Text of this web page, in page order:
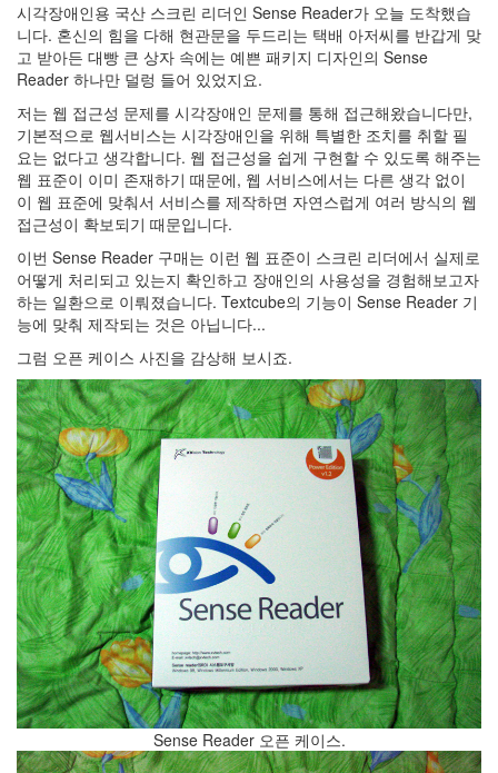
시각장애인용 국산 스크린 리더인 Sense Reader가 오늘 도착했습
니다. 혼신의 힘을 다해 현관문을 두드리는 택배 아저씨를 반갑게 맞
고 받아든 대빵 큰 상자 속에는 예쁜 패키지 디자인의 Sense
Reader 하나만 덜렁 들어 있었지요.
저는 웹 접근성 문제를 시각장애인 문제를 통해 접근해왔습니다만,
기본적으로 웹서비스는 시각장애인을 위해 특별한 조치를 취할 필
요는 없다고 생각합니다. 웹 접근성을 쉽게 구현할 수 있도록 해주는
웹 표준이 이미 존재하기 때문에, 웹 서비스에서는 다른 생각 없이
이 웹 표준에 맞춰서 서비스를 제작하면 자연스럽게 여러 방식의 웹
접근성이 확보되기 때문입니다.
이번 Sense Reader 구매는 이런 웹 표준이 스크린 리더에서 실제로
어떻게 처리되고 있는지 확인하고 장애인의 사용성을 경험해보고자
하는 일환으로 이뤄졌습니다. Textcube의 기능이 Sense Reader 기
능에 맞춰 제작되는 것은 아닙니다...
그럼 오픈 케이스 사진을 감상해 보시죠.
Sense Reader 오픈 케이스.
월
기
자
신
질
잠
미
디
다
이
스
타
일
주
머
니
플
러
그
인
종
교
학
토
끼
군
선
대